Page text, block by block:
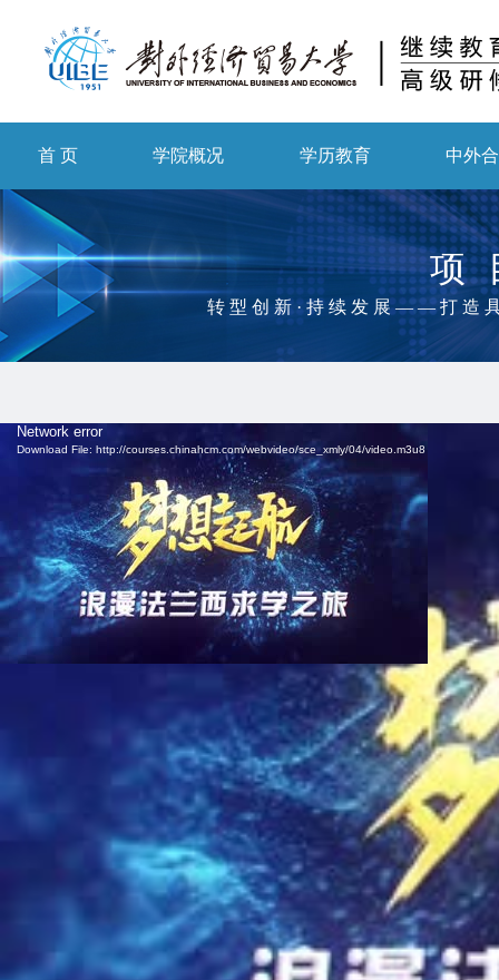
首 页 学院概况 学历教育 中外
项
转型创新·持续发展——打造
Video
Player
Network error
Download File: http://courses.chinahcm.com/webvideo/sce_xmly/04/video.m3u8